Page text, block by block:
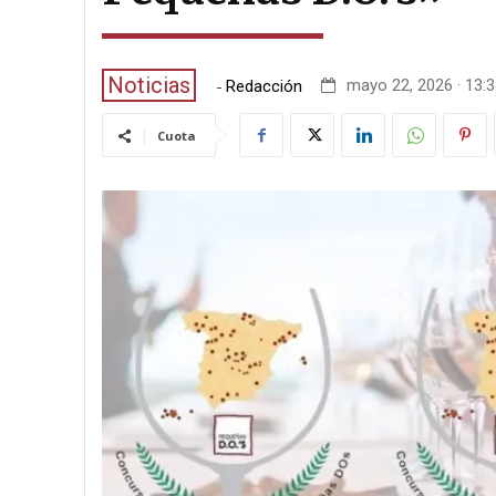
Noticias - Redacción mayo 22, 2026 ·
Cuota